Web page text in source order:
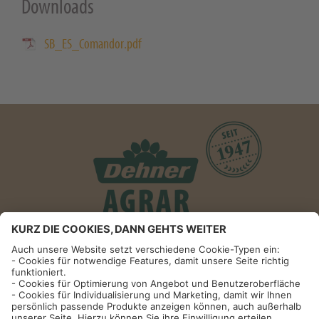
Downloads
SB_ES_Comandor.pdf
Informationen